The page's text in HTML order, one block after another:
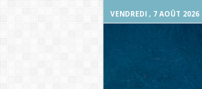
VENDREDI , 7 AOÛT 2026